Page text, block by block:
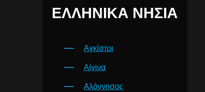
ΕΛΛΗΝΙΚΆ ΝΗΣΙΆ
Αγκίστρι
Αίγινα
Αλόννησος